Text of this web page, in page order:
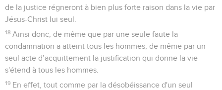
de la justice régneront à bien plus forte raison dans la vie par
Jésus-Christ lui seul.
18 Ainsi donc, de même que par une seule faute la
condamnation a atteint tous les hommes, de même par un
seul acte d’acquittement la justification qui donne la vie
s'étend à tous les hommes.
19 En effet, tout comme par la désobéissance d'un seul